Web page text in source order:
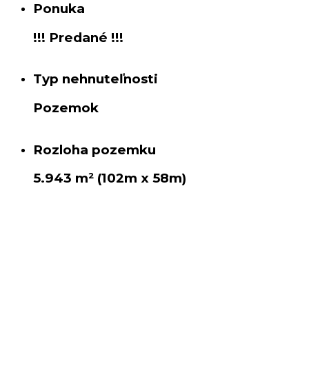
Ponuka
!!! Predané !!!
Typ nehnuteľnosti
Pozemok
Rozloha pozemku
5.943 m² (102m x 58m)